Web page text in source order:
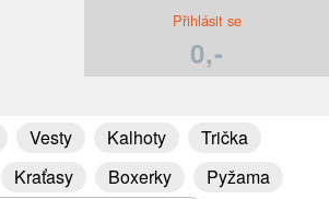
Přihlásit se
0,-
Vesty Kalhoty
Trička
Kraťasy Boxerky Pyžama